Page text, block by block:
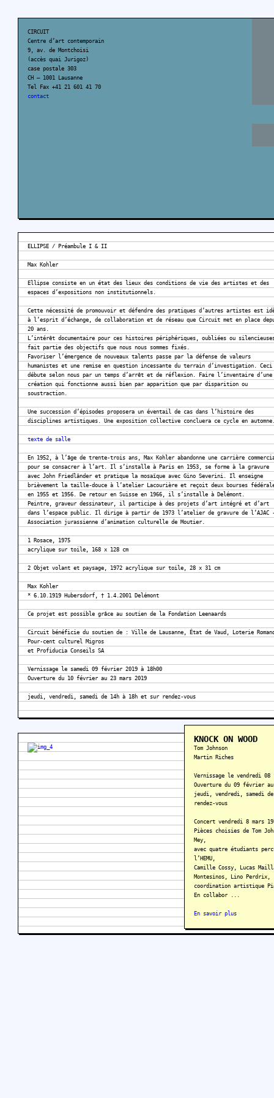
CIRCUIT
Centre d’art contemporain
9, av. de Montchoisi
(accès quai Jurigoz)
case postale 303
CH – 1001 Lausanne
Tel Fax +41 21 601 41 70
contact
ELLIPSE / Préambule I & II
Max Kohler
Ellipse consiste en un état des lieux des conditions de vie des artistes et des
espaces d’expositions non institutionnels.
Cette nécessité de promouvoir et défendre des pratiques d’autres artistes est
à l’esprit d’échange, de collaboration et de réseau que Circuit met en place
20 ans.
L’intérêt documentaire pour ces histoires périphériques, oubliées ou
fait partie des objectifs que nous nous sommes fixés.
Favoriser l’émergence de nouveaux talents passe par la défense de valeurs
humanistes et une remise en question incessante du terrain d’investigation. Ceci
débute selon nous par un temps d’arrêt et de réflexion. Faire l’inventaire d’une
création qui fonctionne aussi bien par apparition que par disparition ou
soustraction.
Une succession d’épisodes proposera un éventail de cas dans l’histoire des
disciplines artistiques. Une exposition collective concluera ce cycle en
texte de salle
En 1952, à l’âge de trente-trois ans, Max Kohler abandonne une carrière
pour se consacrer à l’art. Il s’installe à Paris en 1953, se forme à la gravure
avec John Friedländer et pratique la mosaïque avec Gino Severini. Il enseigne
brièvement la taille-douce à l’atelier Lacourière et reçoit deux bourses
en 1955 et 1956. De retour en Suisse en 1966, il s’installe à Delémont.
Peintre, graveur dessinateur, il participe à des projets d’art intégré et d’art
dans l’espace public. Il dirige à partir de 1973 l’atelier de gravure de l’AJAC
Association jurassienne d’animation culturelle de Moutier.
1 Rosace, 1975
acrylique sur toile, 168 x 128 cm
2 Objet volant et paysage, 1972 acrylique sur toile, 28 x 31 cm
Max Kohler
* 6.10.1919 Hubersdorf, † 1.4.2001 Delémont
Ce projet est possible grâce au soutien de la Fondation Leenaards
Circuit bénéficie du soutien de : Ville de Lausanne, État de Vaud, Loterie
Pour-cent culturel Migros
et Profiducia Conseils SA
Vernissage le samedi 09 février 2019 à 18h00
Ouverture du 10 février au 23 mars 2019
jeudi, vendredi, samedi de 14h à 18h et sur rendez-vous
KNOCK ON WOOD
Tom Johnson
Martin Riches
Vernissage le vendredi 08
Ouverture du 09 février au
jeudi, vendredi, samedi
rendez-vous
Concert vendredi 8 mars
Pièces choisies de Tom
Mey,
avec quatre étudiants
l’HEMU,
Camille Cossy, Lucas
Montesinos, Lino Perdrix,
coordination artistique
En collabor ...
En savoir plus